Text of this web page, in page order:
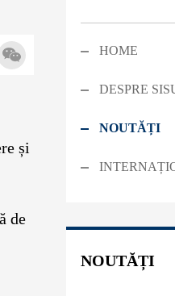
și
de
HOME
DESPRE
NOUTĂȚI
NOUTĂȚI